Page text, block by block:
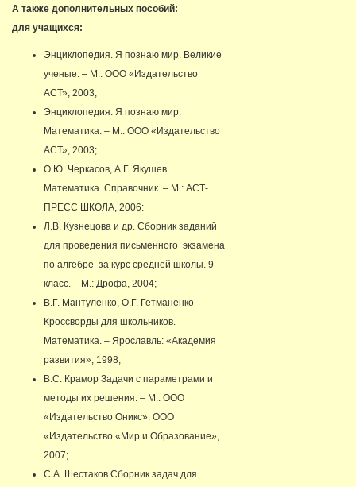
А также дополнительных пособий:
для учащихся:
Энциклопедия. Я познаю мир. Великие
ученые. – М.: ООО «Издательство
АСТ», 2003;
Энциклопедия. Я познаю мир.
Математика. – М.: ООО «Издательство
АСТ», 2003;
О.Ю. Черкасов, А.Г. Якушев
Математика. Справочник. – М.: АСТ-
ПРЕСС ШКОЛА, 2006:
Л.В. Кузнецова и др. Сборник заданий
для проведения письменного экзамена
по алгебре за курс средней школы. 9
класс. – М.: Дрофа, 2004;
В.Г. Мантуленко, О.Г. Гетманенко
Кроссворды для школьников.
Математика. – Ярославль: «Академия
развития», 1998;
В.С. Крамор Задачи с параметрами и
методы их решения. – М.: ООО
«Издательство Оникс»: ООО
«Издательство «Мир и Образование»,
2007;
С.А. Шестаков Сборник задач для